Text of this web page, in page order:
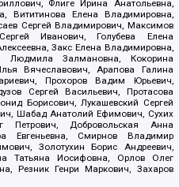
Флиге Ирина Анатольевна,
Вититинова Елена Владимировна,
Сергей Владимирович, Максимов
Иванович, Голубева Елена
Закс Елена Владимировна,
Людмила Залмановна, Кокорина
Вячеславович, Арапова Галина
Прохоров Вадим Юрьевич,
Сергей Васильевич, Протасова
Борисович, Лукашевский Сергей
Шабад Анатолий Ефимович, Сухих
Добровольская Анна
Евгеньевна, Смирнов Владимир
Золотухин Борис Андреевич,
Татьяна Иосифовна, Орлов Олег
Резник Генри Маркович, Захаров